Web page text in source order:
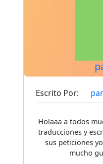
Escrito Por:
Holaaa a todos
traducciones y
sus peticiones
mucho